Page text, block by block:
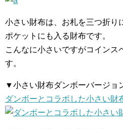
小さい財布は、お札を三つ折り
ポケットにも入る財布です。
こんなに小さいですがコインス
す。
▼小さい財布ダンボーバージョ
ダンボーとコラボした小さい財